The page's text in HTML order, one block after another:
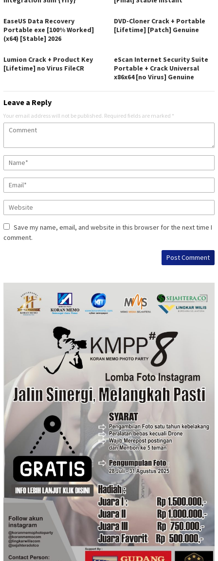
EaseUS Data Recovery
Portable exe [100% Worked]
(x64) [Stable] 2026
DVD-Cloner Crack + Portable
[Lifetime] [Patch] Genuine
Lumion Crack + Product Key
[Lifetime] no Virus FileCR
eScan Internet Security Suite
Portable + Crack Universal
x86x64 [no Virus] Genuine
Leave a Reply
Your email address will not be published. Required fields are marked *
Save my name, email, and website in this browser for the next time I
comment.